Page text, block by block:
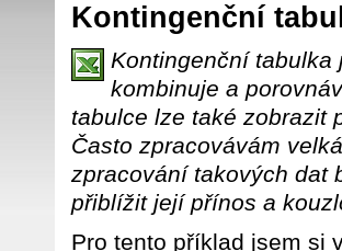
Kontingenční
Kontingenční
kombinuje a
tabulce lze také zobrazit
Často zpracovávám
zpracování takových dat
přiblížit její přínos a
Pro tento příklad jsem si